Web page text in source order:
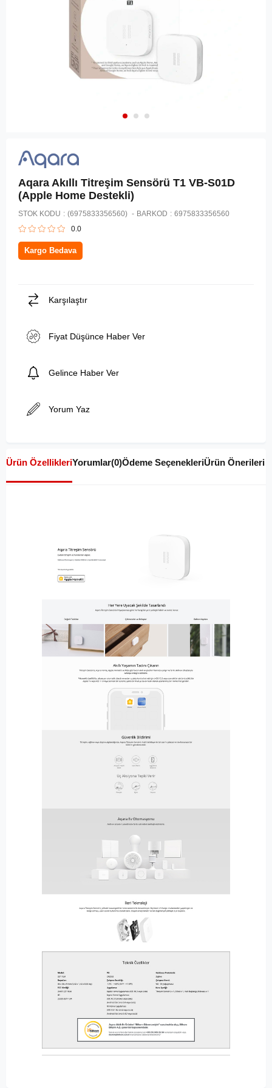
Aqara Akıllı Titreşim Sensörü T1 VB-S01D
(Apple Home Destekli)
STOK KODU (6975833356560) BARKOD : 6975833356560
0.0
Kargo Bedava
Karşılaştır
Fiyat Düşünce Haber Ver
Gelince Haber Ver
Yorum Yaz
Ürün ÖzellikleriYorumlar(0)Ödeme SeçenekleriÜrün Önerileri